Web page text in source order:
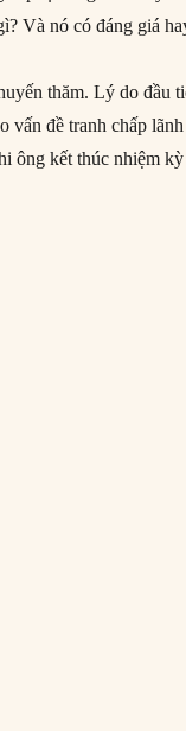
Và nó có đáng giá
thăm. Lý do đầu
vấn đề tranh chấp
ông kết thúc nhiệm